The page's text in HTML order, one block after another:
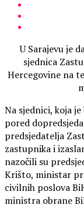
U Sarajevu je
sjednica
Hercegovine na
Na sjednici, koja
pored
predsjedatelja
zastupnika i
nazočili su
Krišto, ministar
civilnih poslova
ministra obrane